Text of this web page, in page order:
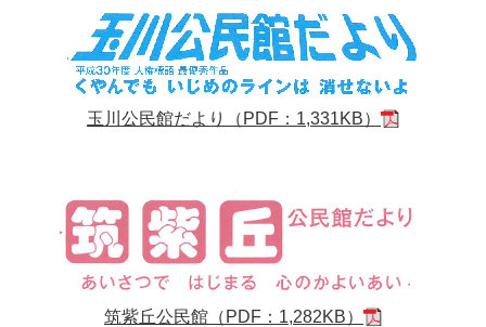
玉川公民館だより（PDF：1,331KB）
筑紫丘公民館（PDF：1,282KB）